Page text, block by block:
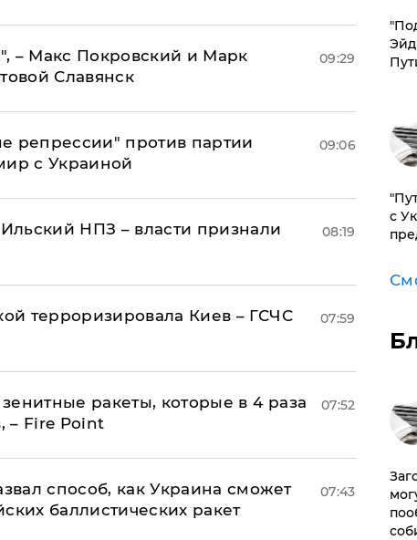
– Макс Покровский и Марк
Славянск
09:29
репрессии" против партии
с Украиной
09:06
НПЗ – власти признали
08:19
терроризировала Киев – ГСЧС
07:59
ракеты, которые в 4 раза
– Fire Point
07:52
способ, как Украина сможет
баллистических ракет
07:43
с